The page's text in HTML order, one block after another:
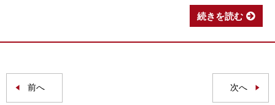
続きを読む
前へ 次へ